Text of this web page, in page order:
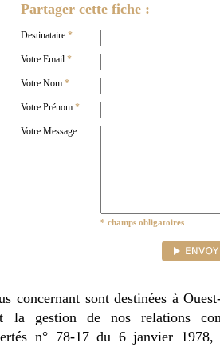
Partager cette fiche :
Destinataire *
Votre Email *
Votre Nom *
Votre Prénom *
Votre Message
* champs obligatoires
concernant sont destinées à
la gestion de nos relations
n° 78-17 du 6 janvier 1978,